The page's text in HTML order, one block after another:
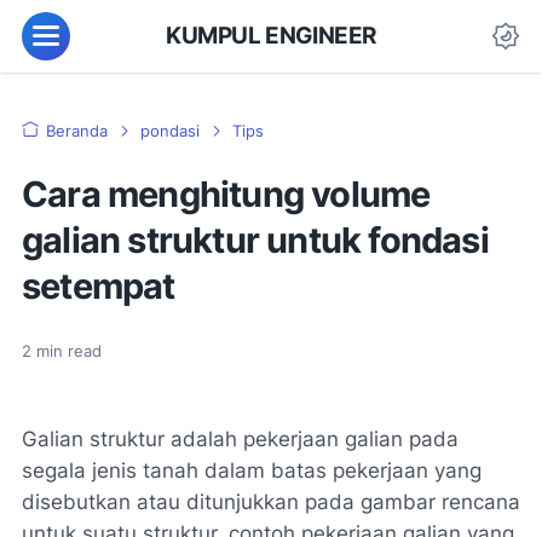
KUMPUL ENGINEER
Beranda pondasi Tips
Cara menghitung volume
galian struktur untuk fondasi
setempat
2 min read
Galian struktur adalah pekerjaan galian pada
segala jenis tanah dalam batas pekerjaan yang
disebutkan atau ditunjukkan pada gambar rencana